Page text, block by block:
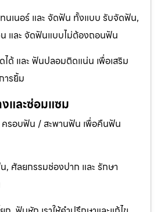
นเนอร์ และ จัดฟัน ทั้งแบบ รับจัดฟัน,
และ จัดฟันแบบไม่ต้องถอนฟัน
ด้ และ ฟันปลอมติดแน่น เพื่อเสริม
ารยิ้ม
และซ่อมแซม
ครอบฟัน / สะพานฟัน เพื่อคืนฟัน
, ศัลยกรรมช่องปาก และ รักษา